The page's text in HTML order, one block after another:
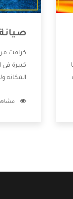
كرافت
كبيرة
المكانه
ويستطيع